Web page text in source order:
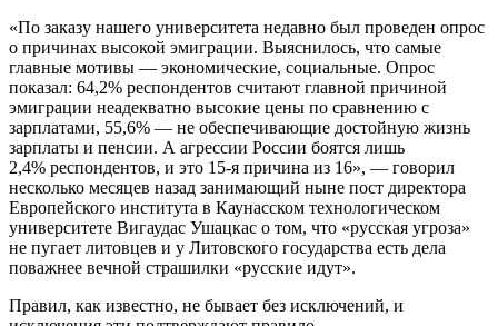
«По заказу нашего университета недавно был проведен опрос
о причинах высокой эмиграции. Выяснилось, что самые
главные мотивы — экономические, социальные. Опрос
показал: 64,2% респондентов считают главной причиной
эмиграции неадекватно высокие цены по сравнению с
зарплатами, 55,6% — не обеспечивающие достойную жизнь
зарплаты и пенсии. А агрессии России боятся лишь
2,4% респондентов, и это 15‑я причина из 16», — говорил
несколько месяцев назад занимающий ныне пост директора
Европейского института в Каунасском технологическом
университете Вигаудас Ушацкас о том, что «русская угроза»
не пугает литовцев и у Литовского государства есть дела
поважнее вечной страшилки «русские идут».
Правил, как известно, не бывает без исключений, и